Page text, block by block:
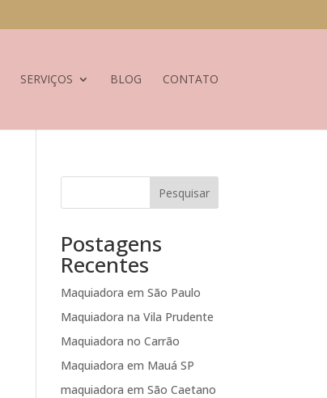
SERVIÇOS BLOG CONTATO
Pesquisar
Postagens
Recentes
Maquiadora em São Paulo
Maquiadora na Vila Prudente
Maquiadora no Carrão
Maquiadora em Mauá SP
maquiadora em São Caetano